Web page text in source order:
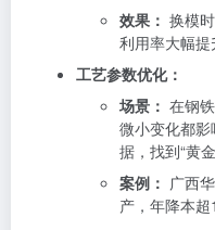
效果： 换模
利用率大幅提
工艺参数优化：
场景： 在钢
微小变化都
据，找到“黄
案例： 广西
产，年降本